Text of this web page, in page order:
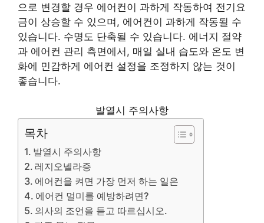
으로 변경할 경우 에어컨이 과하게 작동하여 전기요
금이 상승할 수 있으며, 에어컨이 과하게 작동될 수
있습니다. 수명도 단축될 수 있습니다. 에너지 절약
과 에어컨 관리 측면에서, 매일 실내 습도와 온도 변
화에 민감하게 에어컨 설정을 조정하지 않는 것이
좋습니다.
발열시 주의사항
목차
발열시 주의사항
레지오넬라증
에어컨을 켜면 가장 먼저 하는 일은
에어컨 멀미를 예방하려면?
의사의 조언을 듣고 따르십시오.